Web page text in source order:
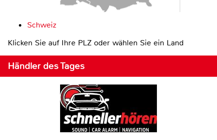
Schweiz
Klicken Sie auf Ihre PLZ oder wählen Sie ein Land
Händler des Tages